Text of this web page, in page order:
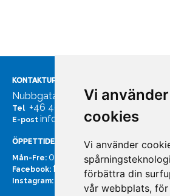
Vi
cookies
Vi använder
förbättra din
vår webbplats,
KONTAKTUPPGIFTER
Nubbgatan 7, 211 24 Malmö
Tel +46 40185561
E-post info@bachmans.se
ÖPPETTIDER
Mån-Fre: 07:00 - 16:00
Facebook: facebook.com/
Instagram: instagram.com/